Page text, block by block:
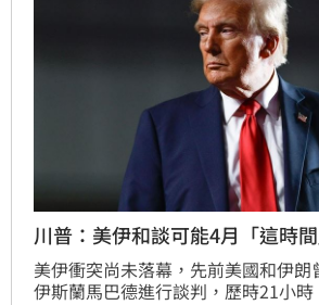
川普：美伊和談可能4月「這時
美伊衝突尚未落幕，先前美國和伊
伊斯蘭馬巴德進行談判，歷時21小